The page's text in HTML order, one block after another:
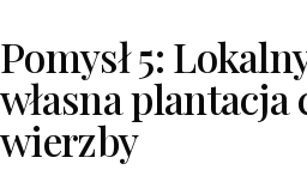
Pomysł 5:
własna
wierzby